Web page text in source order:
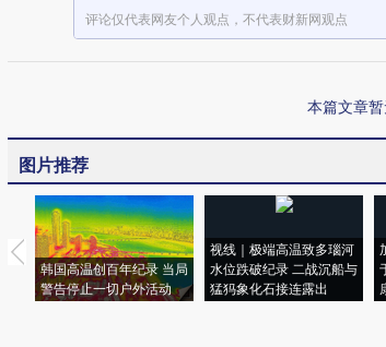
评论仅代表网友个人观点，不代表财新网观点
本篇文章
图片推荐
韩国高温创百年纪录 当局
警告停止一切户外活动
视线｜极端高温致多瑙河
水位跌破纪录 二战沉船与
猛犸象化石接连露出